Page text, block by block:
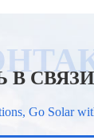
СВЯЗИ
Go Solar